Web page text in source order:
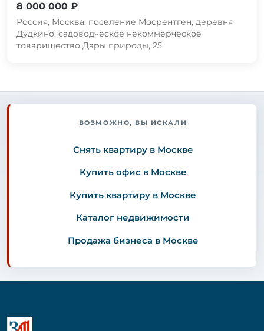
8 000 000 ₽
Россия, Москва, поселение Мосрентген, деревня
Дудкино, садоводческое некоммерческое
товарищество Дары природы, 25
ВОЗМОЖНО, ВЫ ИСКАЛИ
Снять квартиру в Москве
Купить офис в Москве
Купить квартиру в Москве
Каталог недвижимости
Продажа бизнеса в Москве